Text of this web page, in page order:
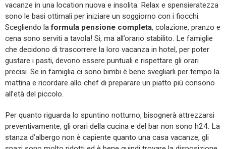
vacanze in una location nuova e insolita. Relax e spensieratezza
sono le basi ottimali per iniziare un soggiorno con i fiocchi.
Scegliendo laformula pensione completa, colazione, pranzo e
cena sono serviti a tavola! Si, ma all’orario stabilito. Le famiglie
che decidono di trascorrere la loro vacanza in hotel, per poter
gustare i pasti, devono essere puntuali e rispettare gli orari
precisi. Se in famiglia ci sono bimbi è bene svegliarli per tempo la
mattina e ricordare allo chef di preparare un piatto più consono
all’età del piccolo.
Per quanto riguarda lo spuntino notturno, bisognerà attrezzarsi
preventivamente, gli orari della cucina e del bar non sono h24. La
stanza d’albergo non è capiente quanto una casa vacanze, gli